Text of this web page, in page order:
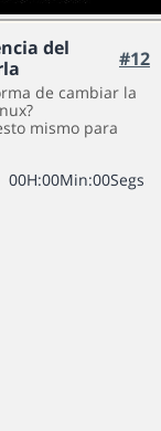
del
#12
de cambiar la
mismo para
00H:00Min:00Segs